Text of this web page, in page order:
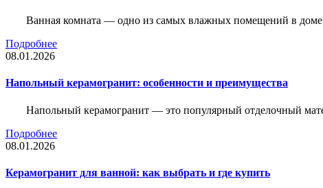
Ванная комната — одно из самых влажных помещений в доме.
Подробнее
08.01.2026
Напольный керамогранит: особенности и преимущества
Напольный керамогранит — это популярный отделочный
Подробнее
08.01.2026
Керамогранит для ванной: как выбрать и где купить